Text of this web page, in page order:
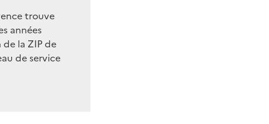
trouve
années
la ZIP de
de service